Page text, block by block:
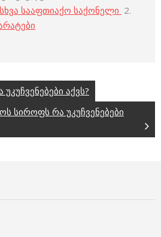
სააფთიაქო საქონელი 2.
აქვს?
სიროფს რა უკუჩვენებები